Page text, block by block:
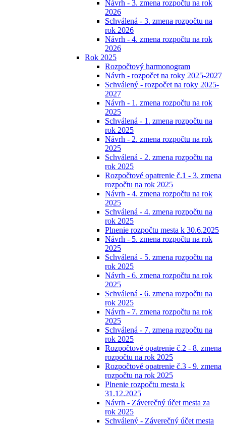
Návrh - 3. zmena rozpočtu na rok
2026
Schválená - 3. zmena rozpočtu na
rok 2026
Návrh - 4. zmena rozpočtu na rok
2026
Rok 2025
Rozpočtový harmonogram
Návrh - rozpočet na roky 2025-2027
Schválený - rozpočet na roky 2025-
2027
Návrh - 1. zmena rozpočtu na rok
2025
Schválená - 1. zmena rozpočtu na
rok 2025
Návrh - 2. zmena rozpočtu na rok
2025
Schválená - 2. zmena rozpočtu na
rok 2025
Rozpočtové opatrenie č.1 - 3. zmena
rozpočtu na rok 2025
Návrh - 4. zmena rozpočtu na rok
2025
Schválená - 4. zmena rozpočtu na
rok 2025
Plnenie rozpočtu mesta k 30.6.2025
Návrh - 5. zmena rozpočtu na rok
2025
Schválená - 5. zmena rozpočtu na
rok 2025
Návrh - 6. zmena rozpočtu na rok
2025
Schválená - 6. zmena rozpočtu na
rok 2025
Návrh - 7. zmena rozpočtu na rok
2025
Schválená - 7. zmena rozpočtu na
rok 2025
Rozpočtové opatrenie č.2 - 8. zmena
rozpočtu na rok 2025
Rozpočtové opatrenie č.3 - 9. zmena
rozpočtu na rok 2025
Plnenie rozpočtu mesta k
31.12.2025
Návrh - Záverečný účet mesta za
rok 2025
Schválený - Záverečný účet mesta